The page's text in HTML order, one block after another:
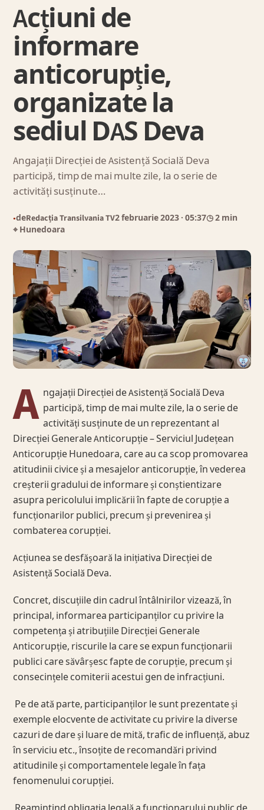
Acțiuni de
informare
anticorupție,
organizate la
sediul DAS Deva
Angajații Direcției de Asistență Socială Deva
participă, timp de mai multe zile, la o serie de
activități susținute…
●deRedacția Transilvania TV2 februarie 2023 · 05:37◷ 2 min
⌖ Hunedoara
A ngajații Direcției de Asistență Socială Deva
participă, timp de mai multe zile, la o serie de
activități susținute de un reprezentant al
Direcției Generale Anticorupție – Serviciul Județean
Anticorupție Hunedoara, care au ca scop promovarea
atitudinii civice și a mesajelor anticorupție, în vederea
creșterii gradului de informare și conștientizare
asupra pericolului implicării în fapte de corupție a
funcționarilor publici, precum și prevenirea și
combaterea corupției.
Acțiunea se desfășoară la inițiativa Direcției de
Asistență Socială Deva.
Concret, discuțiile din cadrul întâlnirilor vizează, în
principal, informarea participanților cu privire la
competența și atribuțiile Direcției Generale
Anticorupție, riscurile la care se expun funcționarii
publici care săvârșesc fapte de corupție, precum și
consecințele comiterii acestui gen de infracțiuni.
Pe de ată parte, participanților le sunt prezentate și
exemple elocvente de activitate cu privire la diverse
cazuri de dare și luare de mită, trafic de influență, abuz
în serviciu etc., însoțite de recomandări privind
atitudinile și comportamentele legale în fața
fenomenului corupției.